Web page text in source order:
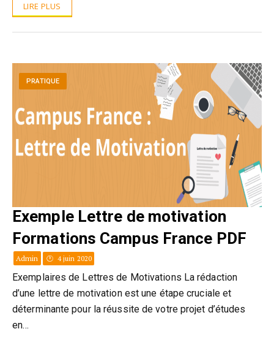
LIRE PLUS
PRATIQUE
Exemple Lettre de motivation
Formations Campus France PDF
Admin 4 juin 2020
Exemplaires de Lettres de Motivations La rédaction
d’une lettre de motivation est une étape cruciale et
déterminante pour la réussite de votre projet d’études
en…